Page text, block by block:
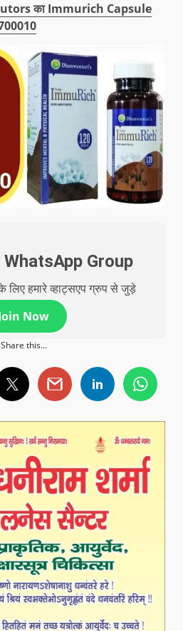
का Immurich Capsule
Group
लिए हमारे व्हाट्सएप ग्रुप से जुड़े
Now
Share this...